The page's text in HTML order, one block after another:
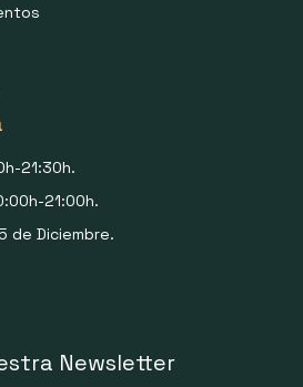
21:30h.
21:00h.
de Diciembre.
Newsletter